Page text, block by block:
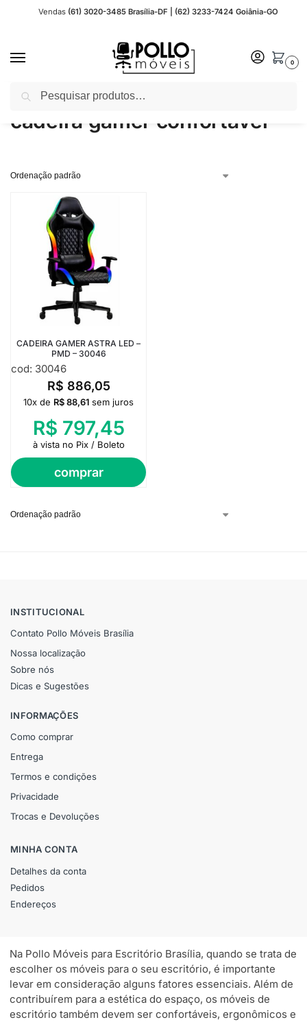
Vendas (61) 3020-3485 Brasília-DF | (62) 3233-7424 Goiânia-GO
0
Início Produtos marcados com a tag “cadeira gamer confortável”
cadeira gamer confortável
CADEIRA GAMER ASTRA LED –
PMD – 30046
cod: 30046
R$ 886,05
comprar
10x de R$88,61 sem juros
R$ 797,45
à vista no Pix / Boleto
INSTITUCIONAL
Contato Pollo Móveis Brasília
Nossa localização
Sobre nós
Dicas e Sugestões
INFORMAÇÕES
Como comprar
Entrega
Termos e condições
Privacidade
Trocas e Devoluções
MINHA CONTA
Detalhes da conta
Pedidos
Endereços
Na Pollo Móveis para Escritório Brasília, quando se trata de
escolher os móveis para o seu escritório, é importante
levar em consideração alguns fatores essenciais. Além de
contribuírem para a estética do espaço, os móveis de
escritório também devem ser confortáveis, ergonômicos e